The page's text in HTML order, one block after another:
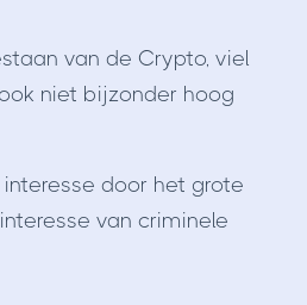
van de Crypto, viel
niet bijzonder hoog
door het grote
van criminele